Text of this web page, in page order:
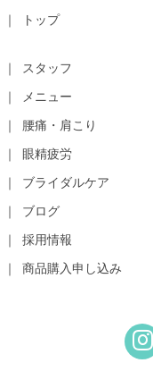
トップ
スタッフ
メニュー
腰痛・肩こり
眼精疲労
ブライダルケア
ブログ
採用情報
商品購入申し込み